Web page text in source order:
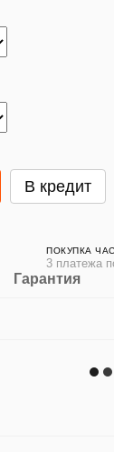
В кредит
ПОКУПКА
3 платежа
Гарантия